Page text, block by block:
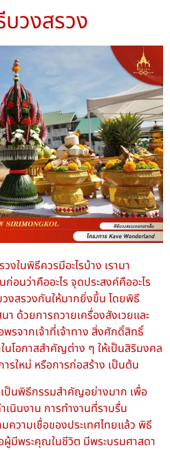
วงสรวง
งในพิธีควรมีอะไรบ้าง เรามา
นว่าคืออะไร จุดประสงค์คืออะไร
งสรวงกันให้มากยิ่งขึ้น โดยพิธี
ด้วยการถวายเครื่องสังเวยและ
รจากเจ้าที่เจ้าทาง สิ่งศักดิ์สิทธิ์
นโอกาสสำคัญต่าง ๆ ให้เป็นสิริมงคล
รใหม่ หรือการก่อสร้าง เป็นต้น
ป็นพิธีกรรมสำคัญอย่างมาก เพื่อ
นินงาน การทำงานที่ราบรื่น
วามเชื่อของประเทศไทยแล้ว พิธี
มีพระคุณในชีวิต มีพระบรมศาสดา